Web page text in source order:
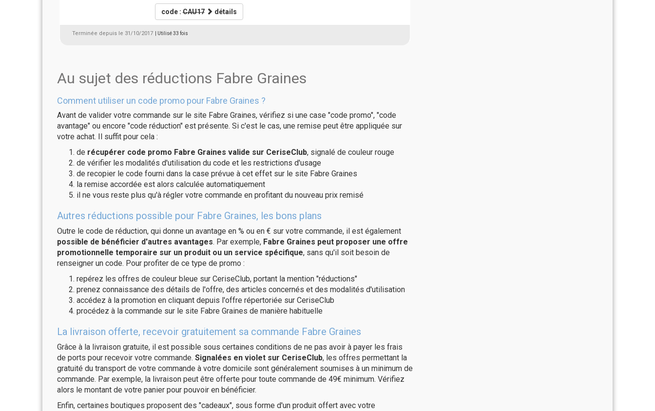
code :CAU17 détails
Terminée depuis le 31/10/2017 | Utilisé 33 fois
Au sujet des réductions Fabre Graines
Comment utiliser un code promo pour Fabre Graines ?
Avant de valider votre commande sur le site Fabre Graines, vérifiez si une case "code promo", "code
avantage" ou encore "code réduction" est présente. Si c'est le cas, une remise peut être appliquée sur
votre achat. Il suffit pour cela :
de récupérer code promo Fabre Graines valide sur CeriseClub, signalé de couleur rouge
de vérifier les modalités d'utilisation du code et les restrictions d'usage
de recopier le code fourni dans la case prévue à cet effet sur le site Fabre Graines
la remise accordée est alors calculée automatiquement
il ne vous reste plus qu'à régler votre commande en profitant du nouveau prix remisé
Autres réductions possible pour Fabre Graines, les bons plans
Outre le code de réduction, qui donne un avantage en % ou en € sur votre commande, il est également
possible de bénéficier d'autres avantages. Par exemple, Fabre Graines peut proposer une offre
promotionnelle temporaire sur un produit ou un service spécifique, sans qu'il soit besoin de
renseigner un code. Pour profiter de ce type de promo :
repérez les offres de couleur bleue sur CeriseClub, portant la mention "réductions"
prenez connaissance des détails de l'offre, des articles concernés et des modalités d'utilisation
accédez à la promotion en cliquant depuis l'offre répertoriée sur CeriseClub
procédez à la commande sur le site Fabre Graines de manière habituelle
La livraison offerte, recevoir gratuitement sa commande Fabre Graines
Grâce à la livraison gratuite, il est possible sous certaines conditions de ne pas avoir à payer les frais
de ports pour recevoir votre commande. Signalées en violet sur CeriseClub, les offres permettant la
gratuité du transport de votre commande à votre domicile sont généralement soumises à un minimum de
commande. Par exemple, la livraison peut être offerte pour toute commande de 49€ minimum. Vérifiez
alors le montant de votre panier pour pouvoir en bénéficier.
Enfin, certaines boutiques proposent des "cadeaux", sous forme d'un produit offert avec votre